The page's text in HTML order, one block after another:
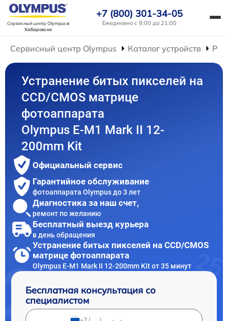
Сервисный центр Olympusв
Хабаровске
+7 (800) 301-34-05
Ежедневно с 9:00 до 21:00
Сервисный центр Olympus Каталог устройств
Устранение битых пикселей на
CCD/CMOS матрице
фотоаппарата
Olympus E‑M1 Mark II 12-
200mm Kit
Официальный сервис
Гарантийное обслуживание
фотоаппарата Olympus до 3 лет
Диагностика за наш счет,
ремонт по желанию
Бесплатный выезд курьера
в день обращения
Устранение битых пикселей на CCD/CMOS
матрице фотоаппарата
Olympus E‑M1 Mark II 12-200mm Kit от 35 минут
Бесплатная консультация со
специалистом